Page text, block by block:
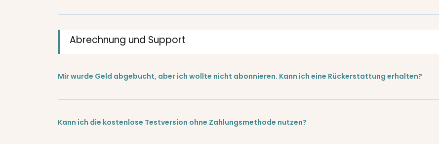
Abrechnung und Support
Mir wurde Geld abgebucht, aber ich wollte nicht abonnieren. Kann ich eine Rückerstattung erhalten?
Kann ich die kostenlose Testversion ohne Zahlungsmethode nutzen?